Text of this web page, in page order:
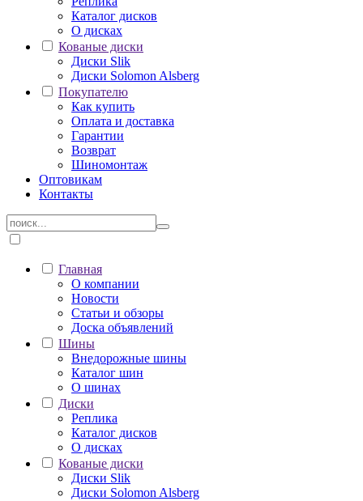
Каталог дисков
О дисках
Кованые диски
Диски Slik
Диски Solomon Alsberg
Покупателю
Как купить
Оплата и доставка
Гарантии
Возврат
Шиномонтаж
Оптовикам
Контакты
Главная
О компании
Новости
Статьи и обзоры
Доска объявлений
Шины
Внедорожные шины
Каталог шин
О шинах
Диски
Реплика
Каталог дисков
О дисках
Кованые диски
Диски Slik
Диски Solomon Alsberg